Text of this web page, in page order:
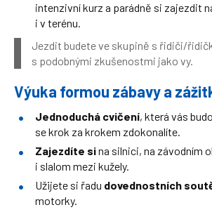
intenzivní kurz a parádně si zajezdit
i v terénu.
Jezdit budete ve skupině s řidiči/
s podobnými zkušenostmi jako vy.
Výuka formou zábavy a
Jednoduchá cvičení, která vás
se krok za krokem zdokonalíte.
Zajezdíte sina silnici, na závodním
i slalom mezi kužely.
Užijete si řadu dovednostních
motorky.